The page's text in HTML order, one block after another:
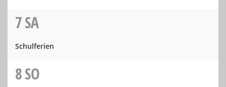
7SA
Schulferien
8SO